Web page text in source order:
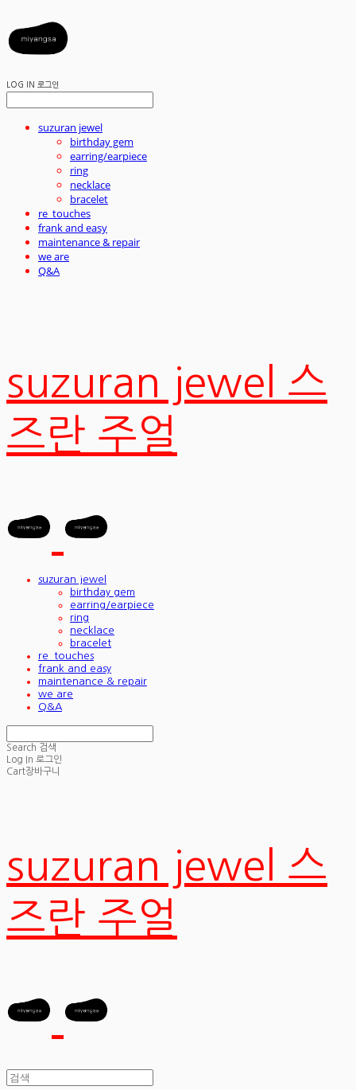
LOG IN 로그인
suzuran jewel
birthday gem
earring/earpiece
ring
necklace
bracelet
re_touches
frank and easy
maintenance & repair
we are
Q&A
suzuran jewel 스
즈란 주얼
suzuran jewel
birthday gem
earring/earpiece
ring
necklace
bracelet
re_touches
frank and easy
maintenance & repair
we are
Q&A
Search 검색
Log In 로그인
Cart장바구니
suzuran jewel 스
즈란 주얼